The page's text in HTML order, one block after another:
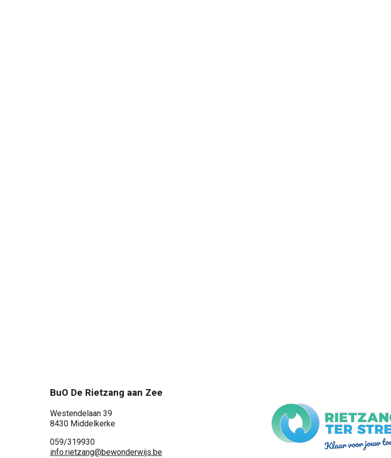
BuO De Rietzang aan Zee
Westendelaan 39
8430 Middelkerke
059/319930
info.rietzang@bewonderwijs.be